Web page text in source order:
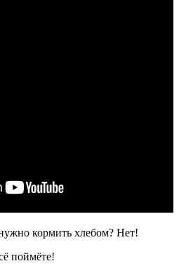
кормить хлебом? Нет!
поймёте!